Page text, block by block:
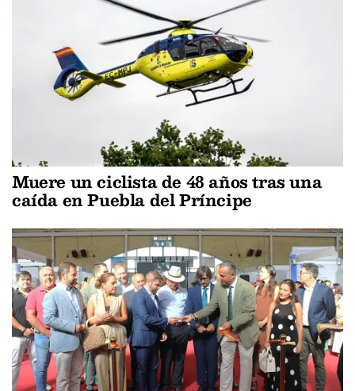
Muere un ciclista de 48 años tras una
caída en Puebla del Príncipe